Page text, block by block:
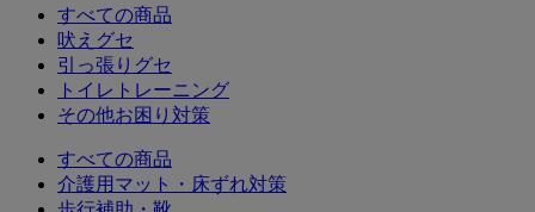
すべての商品
吠えグセ
引っ張りグセ
トイレトレーニング
その他お困り対策
すべての商品
介護用マット・床ずれ対策